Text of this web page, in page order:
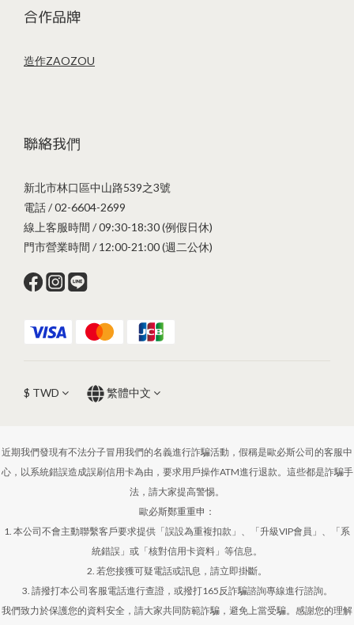
合作品牌
造作ZAOZOU
聯絡我們
新北市林口區中山路539之3號
電話 / 02-6604-2699
線上客服時間 / 09:30-18:30 (例假日休)
門市營業時間 / 12:00-21:00 (週二公休)
$ TWD 繁體中文
近期我們發現有不法分子冒用我們的名義進行詐騙活動，假稱是歐必斯公司的客服中
心，以系統錯誤造成誤刷信用卡為由，要求用戶操作ATM進行退款。這些都是詐騙手
法，請大家提高警惕。
歐必斯鄭重重申：
1. 本公司不會主動聯繫客戶要求提供「誤設為重複扣款」、「升級VIP會員」、「系
統錯誤」或「核對信用卡資料」等信息。
2. 若您接獲可疑電話或訊息，請立即掛斷。
3. 請撥打本公司客服電話進行查證，或撥打165反詐騙諮詢專線進行諮詢。
我們致力於保護您的資料安全，請大家共同防範詐騙，避免上當受騙。感謝您的理解